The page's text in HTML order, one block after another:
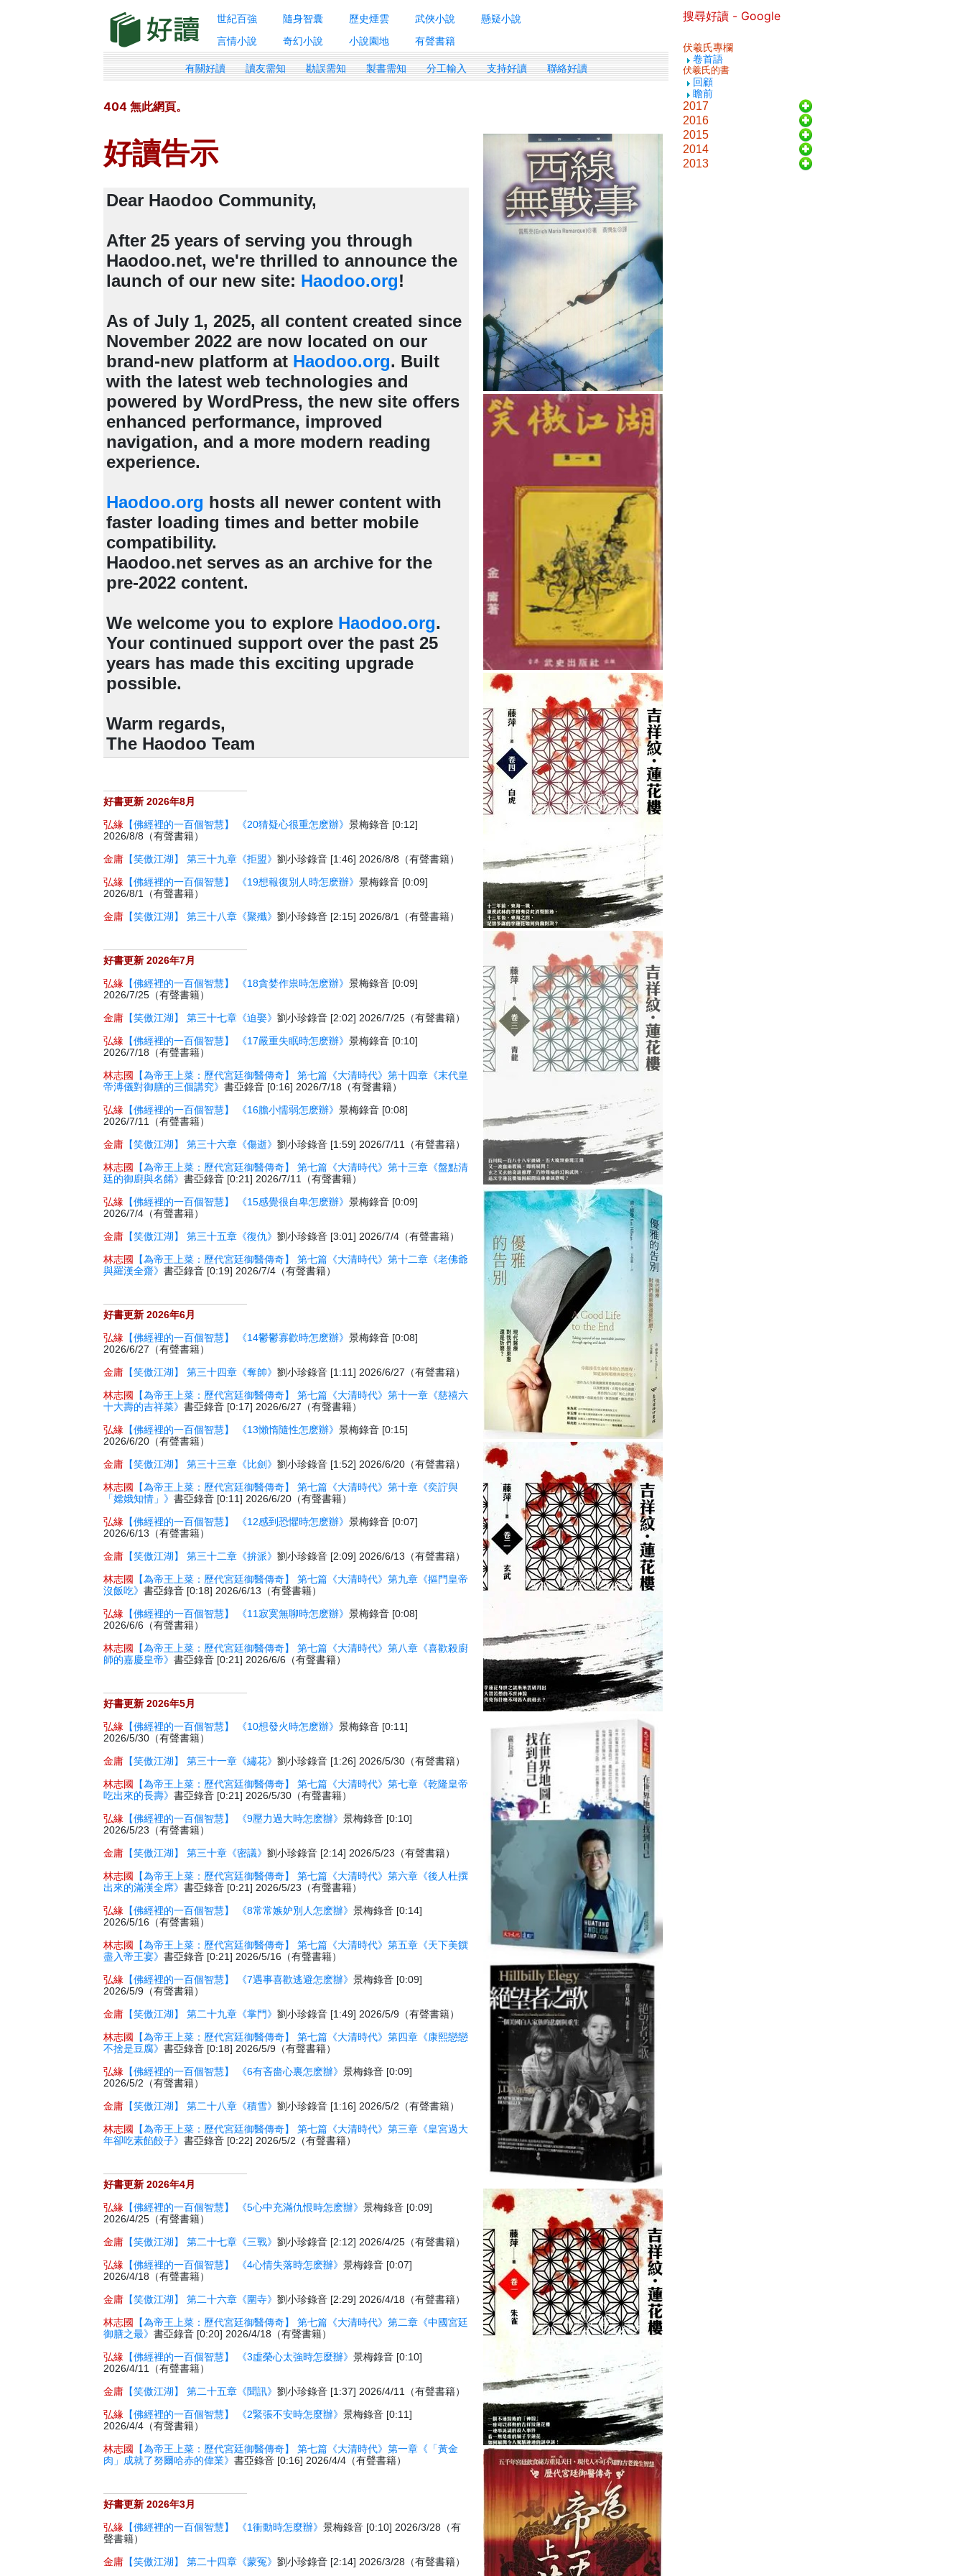
世紀百強 隨身智囊 歷史煙雲 武俠小說
懸疑小說
言情小說
奇幻小說 小說園地 有聲書籍
有關好讀 讀友需知 勘誤需知 製書需知 分工輸入 支持好讀 聯絡好讀
404 無此網頁。
好讀告示
Dear Haodoo Community,
After 25 years of serving you through
Haodoo.net, we're thrilled to announce the
launch of our new site: Haodoo.org!
As of July 1, 2025, all content created since
November 2022 are now located on our
brand-new platform at Haodoo.org. Built
with the latest web technologies and
powered by WordPress, the new site offers
enhanced performance, improved
navigation, and a more modern reading
experience.
Haodoo.org hosts all newer content with
faster loading times and better mobile
compatibility.
Haodoo.net serves as an archive for the
pre-2022 content.
We welcome you to explore Haodoo.org.
Your continued support over the past 25
years has made this exciting upgrade
possible.
Warm regards,
The Haodoo Team
好書更新 2026年8月
弘緣 【佛經裡的一百個智慧】 《20猜疑心很重怎麽辦》景梅錄音 [0:12]
2026/8/8（有聲書籍）
金庸 【笑傲江湖】 第三十九章《拒盟》劉小珍錄音 [1:46] 2026/8/8（有聲書籍）
弘緣 【佛經裡的一百個智慧】 《19想報復別人時怎麽辦》景梅錄音 [0:09]
2026/8/1（有聲書籍）
金庸 【笑傲江湖】 第三十八章《聚殲》劉小珍錄音 [2:15] 2026/8/1（有聲書籍）
好書更新 2026年7月
弘緣 【佛經裡的一百個智慧】 《18貪婪作祟時怎麽辦》景梅錄音 [0:09]
2026/7/25（有聲書籍）
金庸 【笑傲江湖】 第三十七章《迫娶》劉小珍錄音 [2:02] 2026/7/25（有聲書籍）
弘緣 【佛經裡的一百個智慧】 《17嚴重失眠時怎麽辦》景梅錄音 [0:10]
2026/7/18（有聲書籍）
林志國
【為帝王上菜：歷代宮廷御醫傳奇】 第七篇《大清時代》第十四章《末代皇
帝溥儀對御膳的三個講究》書亞錄音 [0:16] 2026/7/18（有聲書籍）
弘緣 【佛經裡的一百個智慧】 《16膽小懦弱怎麽辦》景梅錄音 [0:08]
2026/7/11（有聲書籍）
金庸 【笑傲江湖】 第三十六章《傷逝》劉小珍錄音 [1:59] 2026/7/11（有聲書籍）
林志國
【為帝王上菜：歷代宮廷御醫傳奇】 第七篇《大清時代》第十三章《盤點清
廷的御廚與名餚》書亞錄音 [0:21] 2026/7/11（有聲書籍）
弘緣 【佛經裡的一百個智慧】 《15感覺很自卑怎麽辦》景梅錄音 [0:09]
2026/7/4（有聲書籍）
金庸 【笑傲江湖】 第三十五章《復仇》劉小珍錄音 [3:01] 2026/7/4（有聲書籍）
林志國
【為帝王上菜：歷代宮廷御醫傳奇】 第七篇《大清時代》第十二章《老佛爺
與羅漢全齋》書亞錄音 [0:19] 2026/7/4（有聲書籍）
好書更新 2026年6月
弘緣 【佛經裡的一百個智慧】 《14鬱鬱寡歡時怎麽辦》景梅錄音 [0:08]
2026/6/27（有聲書籍）
金庸 【笑傲江湖】 第三十四章《奪帥》劉小珍錄音 [1:11] 2026/6/27（有聲書籍）
林志國
【為帝王上菜：歷代宮廷御醫傳奇】 第七篇《大清時代》第十一章《慈禧六
十大壽的吉祥菜》書亞錄音 [0:17] 2026/6/27（有聲書籍）
弘緣 【佛經裡的一百個智慧】 《13懶惰隨性怎麽辦》景梅錄音 [0:15]
2026/6/20（有聲書籍）
金庸 【笑傲江湖】 第三十三章《比劍》劉小珍錄音 [1:52] 2026/6/20（有聲書籍）
林志國
【為帝王上菜：歷代宮廷御醫傳奇】 第七篇《大清時代》第十章《奕詝與
「嫦娥知情」》書亞錄音 [0:11] 2026/6/20（有聲書籍）
弘緣 【佛經裡的一百個智慧】 《12感到恐懼時怎麽辦》景梅錄音 [0:07]
2026/6/13（有聲書籍）
金庸 【笑傲江湖】 第三十二章《拚派》劉小珍錄音 [2:09] 2026/6/13（有聲書籍）
林志國
【為帝王上菜：歷代宮廷御醫傳奇】 第七篇《大清時代》第九章《摳門皇帝
沒飯吃》書亞錄音 [0:18] 2026/6/13（有聲書籍）
弘緣 【佛經裡的一百個智慧】 《11寂寞無聊時怎麽辦》景梅錄音 [0:08]
2026/6/6（有聲書籍）
林志國
【為帝王上菜：歷代宮廷御醫傳奇】 第七篇《大清時代》第八章《喜歡殺廚
師的嘉慶皇帝》書亞錄音 [0:21] 2026/6/6（有聲書籍）
好書更新 2026年5月
弘緣 【佛經裡的一百個智慧】 《10想發火時怎麽辦》景梅錄音 [0:11]
2026/5/30（有聲書籍）
金庸 【笑傲江湖】 第三十一章《繡花》劉小珍錄音 [1:26] 2026/5/30（有聲書籍）
林志國
【為帝王上菜：歷代宮廷御醫傳奇】 第七篇《大清時代》第七章《乾隆皇帝
吃出來的長壽》書亞錄音 [0:21] 2026/5/30（有聲書籍）
弘緣 【佛經裡的一百個智慧】 《9壓力過大時怎麽辦》景梅錄音 [0:10]
2026/5/23（有聲書籍）
金庸 【笑傲江湖】 第三十章《密議》劉小珍錄音 [2:14] 2026/5/23（有聲書籍）
林志國
【為帝王上菜：歷代宮廷御醫傳奇】 第七篇《大清時代》第六章《後人杜撰
出來的滿漢全席》書亞錄音 [0:21] 2026/5/23（有聲書籍）
弘緣 【佛經裡的一百個智慧】 《8常常嫉妒別人怎麽辦》景梅錄音 [0:14]
2026/5/16（有聲書籍）
林志國
【為帝王上菜：歷代宮廷御醫傳奇】 第七篇《大清時代》第五章《天下美饌
盡入帝王宴》書亞錄音 [0:21] 2026/5/16（有聲書籍）
弘緣 【佛經裡的一百個智慧】 《7遇事喜歡逃避怎麽辦》景梅錄音 [0:09]
2026/5/9（有聲書籍）
金庸 【笑傲江湖】 第二十九章《掌門》劉小珍錄音 [1:49] 2026/5/9（有聲書籍）
林志國
【為帝王上菜：歷代宮廷御醫傳奇】 第七篇《大清時代》第四章《康熙戀戀
不捨是豆腐》書亞錄音 [0:18] 2026/5/9（有聲書籍）
弘緣 【佛經裡的一百個智慧】 《6有吝嗇心裏怎麽辦》景梅錄音 [0:09]
2026/5/2（有聲書籍）
金庸 【笑傲江湖】 第二十八章《積雪》劉小珍錄音 [1:16] 2026/5/2（有聲書籍）
林志國
【為帝王上菜：歷代宮廷御醫傳奇】 第七篇《大清時代》第三章《皇宮過大
年卻吃素餡餃子》書亞錄音 [0:22] 2026/5/2（有聲書籍）
好書更新 2026年4月
弘緣 【佛經裡的一百個智慧】 《5心中充滿仇恨時怎麽辦》景梅錄音 [0:09]
2026/4/25（有聲書籍）
金庸 【笑傲江湖】 第二十七章《三戰》劉小珍錄音 [2:12] 2026/4/25（有聲書籍）
弘緣 【佛經裡的一百個智慧】 《4心情失落時怎麽辦》景梅錄音 [0:07]
2026/4/18（有聲書籍）
金庸 【笑傲江湖】 第二十六章《圍寺》劉小珍錄音 [2:29] 2026/4/18（有聲書籍）
林志國
【為帝王上菜：歷代宮廷御醫傳奇】 第七篇《大清時代》第二章《中國宮廷
御膳之最》書亞錄音 [0:20] 2026/4/18（有聲書籍）
弘緣 【佛經裡的一百個智慧】 《3虛榮心太強時怎麼辦》景梅錄音 [0:10]
2026/4/11（有聲書籍）
金庸 【笑傲江湖】 第二十五章《聞訊》劉小珍錄音 [1:37] 2026/4/11（有聲書籍）
弘緣 【佛經裡的一百個智慧】 《2緊張不安時怎麼辦》景梅錄音 [0:11]
2026/4/4（有聲書籍）
林志國
【為帝王上菜：歷代宮廷御醫傳奇】 第七篇《大清時代》第一章《「黃金
肉」成就了努爾哈赤的偉業》書亞錄音 [0:16] 2026/4/4（有聲書籍）
好書更新 2026年3月
弘緣 【佛經裡的一百個智慧】 《1衝動時怎麼辦》景梅錄音 [0:10] 2026/3/28（有
聲書籍）
金庸 【笑傲江湖】 第二十四章《蒙冤》劉小珍錄音 [2:14] 2026/3/28（有聲書籍）
搜尋好讀 - Google
伏羲氏專欄
卷首語
伏羲氏的書
回顧
瞻前
2017
2016
2015
2014
2013